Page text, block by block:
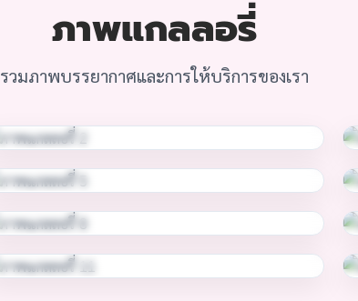
ภาพแกลลอรี่
รวมภาพบรรยากาศและการให้บริการของเรา